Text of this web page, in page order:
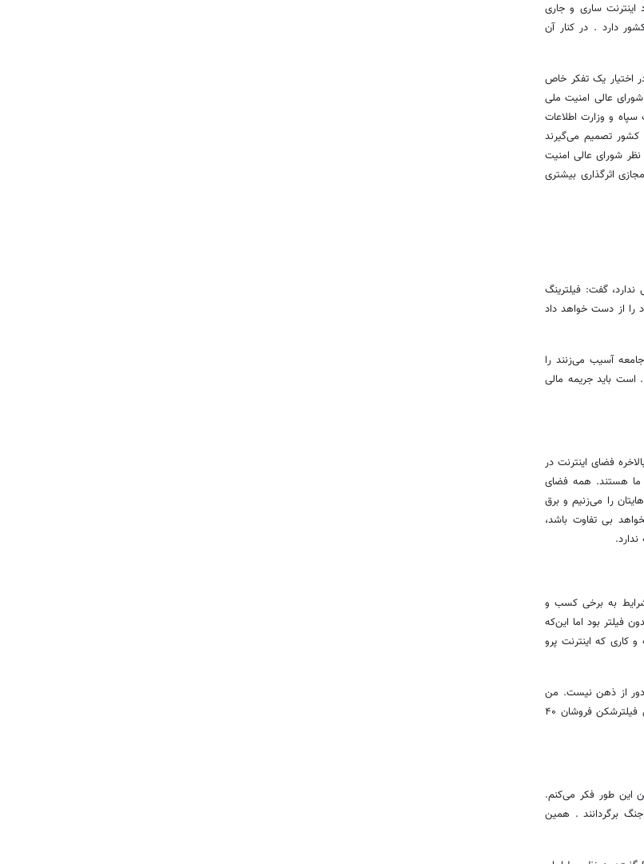
اینترنت ساری و جاری
دارد . در کنار آن
اختیار یک تفکر خاص
عالی امنیت ملی
سپاه و وزارت اطلاعات
کشور تصمیم می‌گیرند
شورای عالی امنیت
اثرگذاری بیشتری
گفت: فیلترینگ
را از دست خواهد داد
آسیب می‌زنند را
باید جریمه مالی
فضای اینترنت در
ما هستند. همه فضای
را می‌زنیم و برق
بی تفاوت باشد،
شرایط به برخی کسب و
فیلتر بود اما این‌که
کاری که اینترنت پرو
دور از ذهن نیست. من
آن زمان که نماینده‌ی مجلس بودم بر مبنای گزارش‌هایی که گرفتم اعلام کردم که گردش مالی فیلترشکن فروشان ۴۰
این طور فکر می‌کنم.
جنگ برگردانند . همین